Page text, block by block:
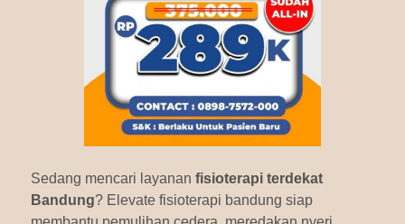
Sedang mencari layanan fisioterapi terdekat
Bandung? Elevate fisioterapi bandung siap